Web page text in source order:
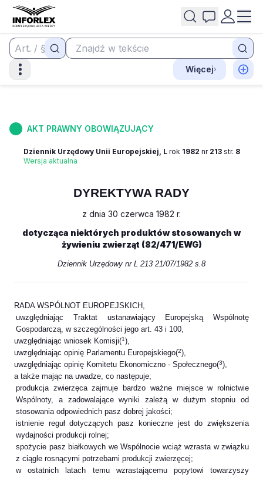
Więcej
AKT PRAWNY OBOWIĄZUJĄCY
Dziennik Urzędowy Unii Europejskiej, Lrok 1982 nr 213str. 8
Wersja aktualna
DYREKTYWA RADY
z dnia 30 czerwca 1982 r.
dotycząca niektórych produktów stosowanych w
żywieniu zwierząt (82/471/EWG)
Dziennik Urzędowy nr L 213 21/07/1982 s.8
RADA WSPÓLNOT EUROPEJSKICH,
uwzględniając Traktat ustanawiający Europejską Wspólnotę
Gospodarczą, w szczególności jego art. 43 i 100,
uwzględniając wniosek Komisji(1),
uwzględniając opinię Parlamentu Europejskiego(2),
uwzględniając opinię Komitetu Ekonomiczno - Społecznego(3),
a także mając na uwadze, co następuje;
produkcja zwierzęca zajmuje bardzo ważne miejsce w rolnictwie
Wspólnoty, a zadowalające wyniki zależą w dużym stopniu od
stosowania odpowiednich pasz dobrej jakości;
istnienie reguł dotyczących pasz konieczne jest do zwiększenia
wydajności produkcji rolnej;
spożycie pasz białkowych we Wspólnocie wciąż wzrasta w związku
z ciągle rosnącymi potrzebami produkcji zwierzęcej;
w ostatnich latach temu wzrastającemu popytowi towarzyszy